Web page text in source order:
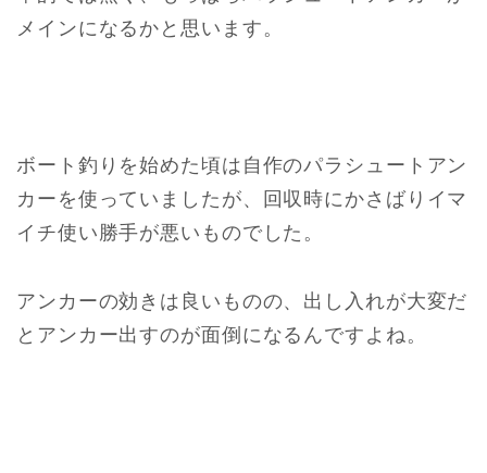
メインになるかと思います。
ボート釣りを始めた頃は自作のパラシュートアン
カーを使っていましたが、回収時にかさばりイマ
イチ使い勝手が悪いものでした。
アンカーの効きは良いものの、出し入れが大変だ
とアンカー出すのが面倒になるんですよね。